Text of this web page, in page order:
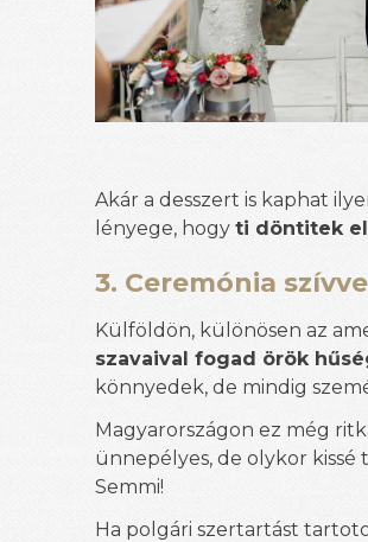
Akár a desszert is kaphat
lényege, hogy ti döntitek
3. Ceremónia
Külföldön, különösen az
szavaival fogad örök
könnyedek, de mindig
Magyarországon ez még
ünnepélyes, de olykor
Semmi!
Ha polgári szertartást